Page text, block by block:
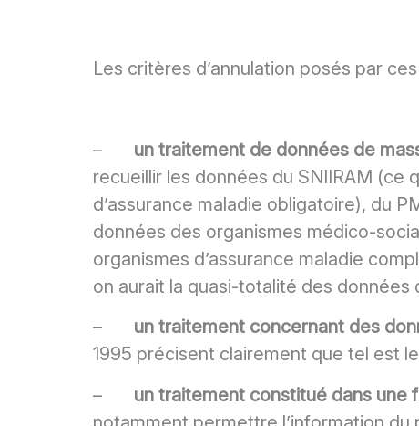
Les critères d’annulation posés par
– un traitement de données de
recueillir les données du SNIIRAM (ce
d’assurance maladie obligatoire), du
données des organismes médico-
organismes d’assurance maladie
on aurait la quasi-totalité des
– un traitement concernant des
1995 précisent clairement que tel est
– un traitement constitué dans une